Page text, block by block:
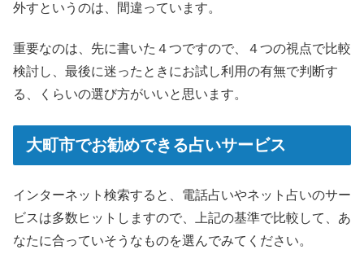
外すというのは、間違っています。
重要なのは、先に書いた４つですので、４つの視点で比較
検討し、最後に迷ったときにお試し利用の有無で判断す
る、くらいの選び方がいいと思います。
大町市でお勧めできる占いサービス
インターネット検索すると、電話占いやネット占いのサー
ビスは多数ヒットしますので、上記の基準で比較して、あ
なたに合っていそうなものを選んでみてください。